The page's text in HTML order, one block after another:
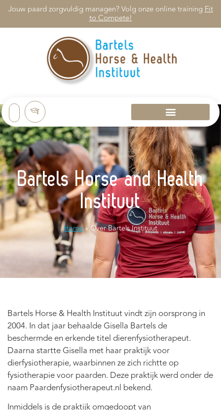
Jouw paard zorgvuldig managen? Volg onze online trainingFit
to Compete!
Bartels Horse and Health
Instituut
Home» Over Bartels Instituut
Bartels Horse & Health Instituut vindt zijn oorsprong in
2004. In dat jaar behaalde Gisella Bartels de
beschermde en erkende titel dierenfysiotherapeut.
Daarna startte Gisella met haar praktijk voor
dierfysiotherapie, waarbinnen ze zich richtte op
fysiotherapie voor paarden. Deze praktijk werd onder de
naam Paardenfysiotherapeut.nl bekend.
Inmiddels is de praktijk omgedoopt van